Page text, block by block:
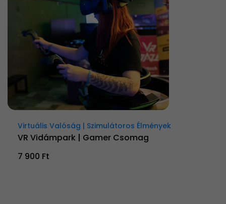
Virtuális Valóság | Szimulátoros Élmények
VR Vidámpark | Gamer Csomag
7 900 Ft